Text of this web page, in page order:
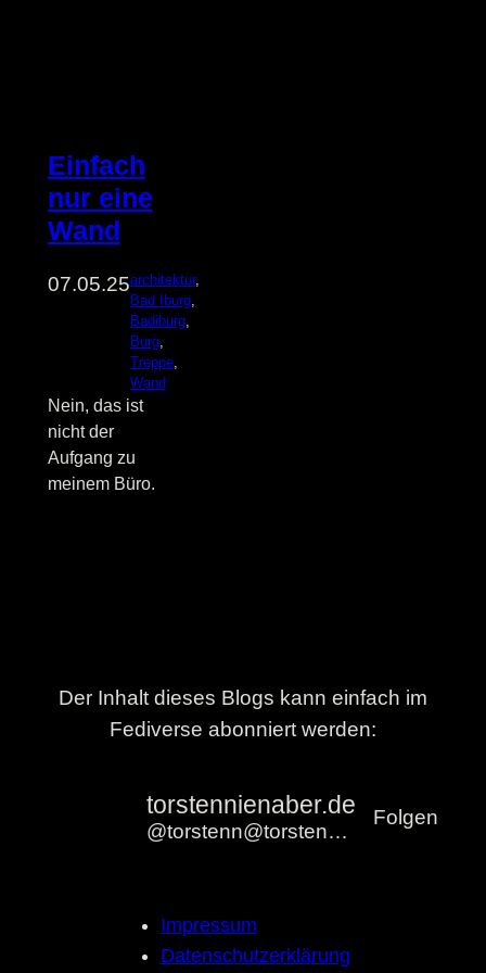
Einfach
nur eine
Wand
07.05.25architektur
Bad Iburg
Badiburg
Burg
Treppe
Wand
Nein, das ist
nicht der
Aufgang zu
meinem Büro.
Der Inhalt dieses Blogs kann einfach im
Fediverse abonniert werden:
torstennienaber.de
@torstenn@torstennienaber.de
Folgen
Impressum
Datenschutzerklärung